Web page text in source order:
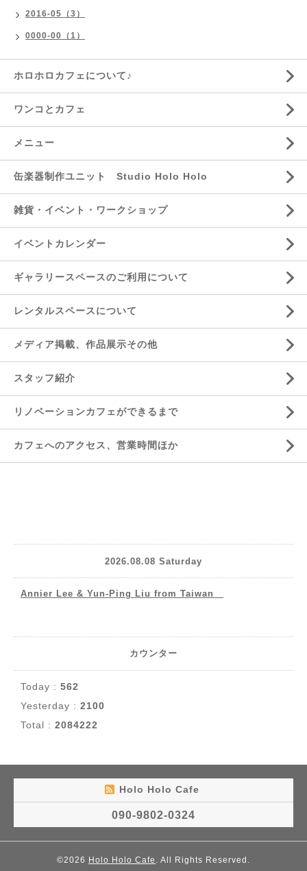
2016-05（3）
0000-00（1）
ホロホロカフェについて♪
ワンコとカフェ
メニュー
缶楽器制作ユニット Studio Holo Holo
雑貨・イベント・ワークショップ
イベントカレンダー
ギャラリースペースのご利用について
レンタルスペースについて
メディア掲載、作品展示その他
スタッフ紹介
リノベーションカフェができるまで
カフェへのアクセス、営業時間ほか
2026.08.08 Saturday
Annier Lee & Yun-Ping Liu from Taiwan
カウンター
Today : 562
Yesterday : 2100
Total : 2084222
Holo Holo Cafe
090-9802-0324
©2026 Holo Holo Cafe . All Rights Reserved.